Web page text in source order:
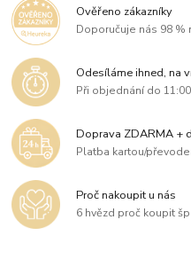
Ověřeno zákazníky
Doporučuje nás 98 %
Odesíláme ihned, na
Při objednání do
Doprava ZDARMA +
Platba kartou/
Proč nakoupit u nás
6 hvězd proč koupit